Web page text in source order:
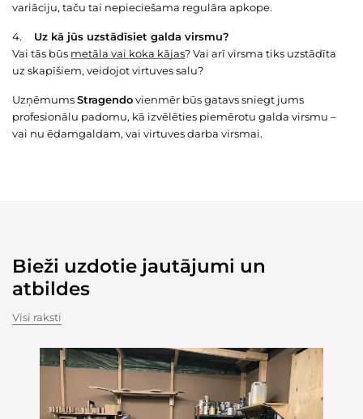
variāciju, taču tai nepieciešama regulāra apkope.
4. Uz kā jūs uzstādīsiet galda virsmu?
Vai tās būs metāla vai koka kājas? Vai arī virsma tiks uzstādīta
uz skapīšiem, veidojot virtuves salu?
UzņēmumsStragendovienmēr būs gatavs sniegt jums
profesionālu padomu, kā izvēlēties piemērotu galda virsmu –
vai nu ēdamgaldam, vai virtuves darba virsmai.
Bieži uzdotie jautājumi un
atbildes
Visi raksti